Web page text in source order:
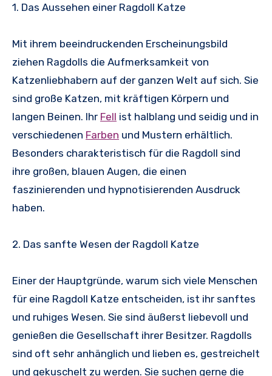
1. Das Aussehen einer Ragdoll Katze
Mit ihrem beeindruckenden Erscheinungsbild
ziehen Ragdolls die Aufmerksamkeit von
Katzenliebhabern auf der ganzen Welt auf sich. Sie
sind große Katzen, mit kräftigen Körpern und
langen Beinen. Ihr Fell ist halblang und seidig und in
verschiedenen Farben und Mustern erhältlich.
Besonders charakteristisch für die Ragdoll sind
ihre großen, blauen Augen, die einen
faszinierenden und hypnotisierenden Ausdruck
haben.
2. Das sanfte Wesen der Ragdoll Katze
Einer der Hauptgründe, warum sich viele Menschen
für eine Ragdoll Katze entscheiden, ist ihr sanftes
und ruhiges Wesen. Sie sind äußerst liebevoll und
genießen die Gesellschaft ihrer Besitzer. Ragdolls
sind oft sehr anhänglich und lieben es, gestreichelt
und gekuschelt zu werden. Sie suchen gerne die